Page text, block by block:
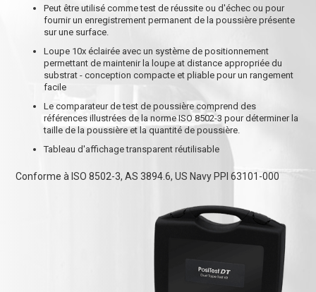
Peut être utilisé comme test de réussite ou d'échec ou pour
fournir un enregistrement permanent de la poussière présente
sur une surface.
Loupe 10x éclairée avec un système de positionnement
permettant de maintenir la loupe at distance appropriée du
substrat - conception compacte et pliable pour un rangement
facile
Le comparateur de test de poussière comprend des
références illustrées de la norme ISO 8502-3 pour déterminer la
taille de la poussière et la quantité de poussière.
Tableau d'affichage transparent réutilisable
Conforme à ISO 8502-3, AS 3894.6, US Navy PPI 63101-000